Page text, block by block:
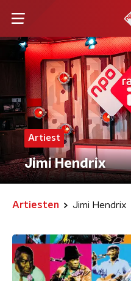
Artiest
Jimi Hendrix
Artiesten Jimi Hendrix